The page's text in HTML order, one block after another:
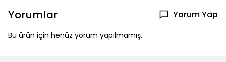
Yorumlar Yorum Yap
Bu ürün için henüz yorum yapılmamış.